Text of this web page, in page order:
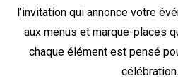
l’invitation qui annonce votre
aux menus et marque-places
chaque élément est pensé
célébration.